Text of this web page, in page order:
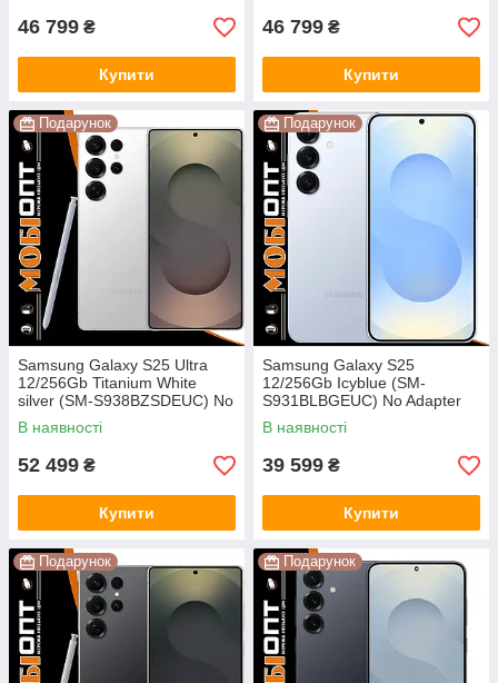
46 799 ₴
Купити
46 799 ₴
Купити
Подарунок
Samsung Galaxy S25 Ultra
12/256Gb Titanium White
silver (SM-S938BZSDEUC) No
Adapter UA UCRF
В наявності
52 499 ₴
Купити
Подарунок
Samsung Galaxy S25
12/256Gb Icyblue (SM-
S931BLBGEUC) No Adapter
UA UCRF
В наявності
39 599 ₴
Купити
Подарунок Подарунок